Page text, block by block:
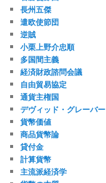
長州五傑
遣欧使節団
逆賊
小栗上野介忠順
多国間主義
経済財政諮問会議
自由貿易協定
通貨主権国
デヴィッド・グレーバー
貨幣価値
商品貨幣論
貸付金
計算貨幣
主流派経済学